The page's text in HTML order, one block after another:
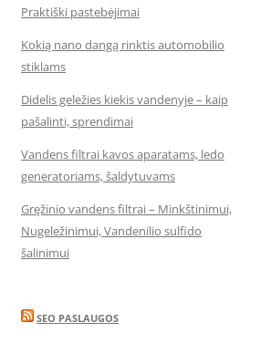
Praktiški pastebėjimai
Kokią nano dangą rinktis automobilio
stiklams
Didelis geležies kiekis vandenyje – kaip
pašalinti, sprendimai
Vandens filtrai kavos aparatams, ledo
generatoriams, šaldytuvams
Gręžinio vandens filtrai – Minkštinimui,
Nugeležinimui, Vandenilio sulfido
šalinimui
SEO PASLAUGOS